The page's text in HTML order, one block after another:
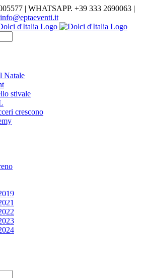
| WHATSAPP. +39 333 2690063 |
info@eptaeventi.it
Natale
stivale
crescono